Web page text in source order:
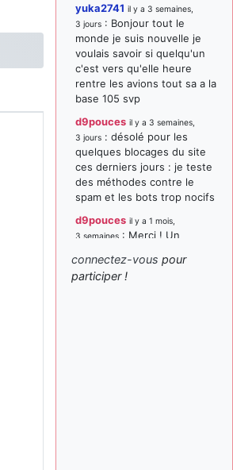
yuka2741 il y a 3 semaines,
3 jours : Bonjour tout le
monde je suis nouvelle je
voulais savoir si quelqu'un
c'est vers qu'elle heure
rentre les avions tout sa a la
base 105 svp
d9pouces il y a 3 semaines,
3 jours : désolé pour les
quelques blocages du site
ces derniers jours : je teste
des méthodes contre le
spam et les bots trop nocifs
d9pouces il y a 1 mois,
3 semaines : Merci ! Un
paxwax il y a 1 mois, 3 semaines
connectez-vous pour
participer !